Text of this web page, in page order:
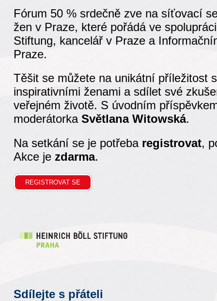
Fórum 50 % srdečně zve na síťovací
žen v Praze, které pořádá ve
Stiftung, kancelář v Praze a
Praze.
Těšit se můžete na unikátní příležitost
inspirativními ženami a sdílet své
veřejném životě. S úvodním
moderátorka Světlana Witowská.
Na setkání se je potřeba registrovat,
Akce je zdarma.
Sdílejte s přáteli